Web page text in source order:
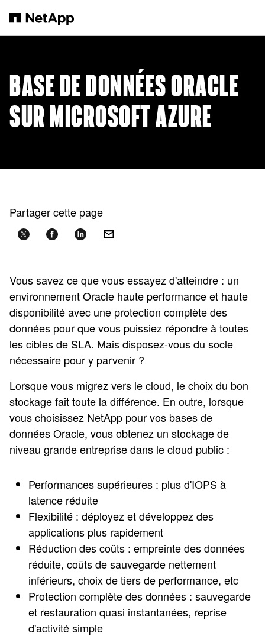
BASE DE DONNÉES ORACLE
SUR MICROSOFT AZURE
Partager cette page
Vous savez ce que vous essayez d'atteindre : un
environnement Oracle haute performance et haute
disponibilité avec une protection complète des
données pour que vous puissiez répondre à toutes
les cibles de SLA. Mais disposez-vous du socle
nécessaire pour y parvenir ?
Lorsque vous migrez vers le cloud, le choix du bon
stockage fait toute la différence. En outre, lorsque
vous choisissez NetApp pour vos bases de
données Oracle, vous obtenez un stockage de
niveau grande entreprise dans le cloud public :
Performances supérieures : plus d'IOPS à
latence réduite
Flexibilité : déployez et développez des
applications plus rapidement
Réduction des coûts : empreinte des données
réduite, coûts de sauvegarde nettement
inférieurs, choix de tiers de performance, etc
Protection complète des données : sauvegarde
et restauration quasi instantanées, reprise
d'activité simple